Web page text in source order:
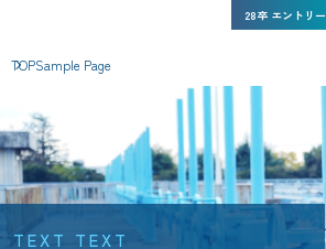
メインコンテンツにスキップ28卒 エントリー
インターン シップ
人と仕事
TOPSample Page